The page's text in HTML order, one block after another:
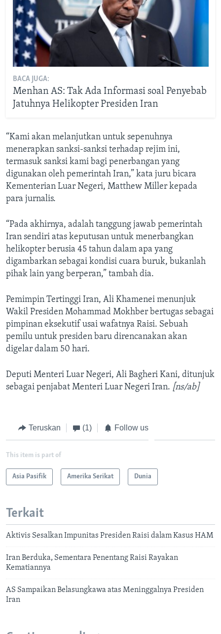
BACA JUGA:
Menhan AS: Tak Ada Informasi soal Penyebab
Jatuhnya Helikopter Presiden Iran
“Kami akan melanjutkan untuk sepenuhnya
menerapkan sanksi-sanksi terhadap rejim ini,
termasuk sanksi kami bagi penerbangan yang
digunakan oleh pemerintah Iran,” kata juru bicara
Kementerian Luar Negeri, Matthew Miller kepada
para jurnalis.
“Pada akhirnya, adalah tanggung jawab pemerintah
Iran sendiri atas keputusan untuk menerbangkan
helikopter berusia 45 tahun dalam apa yang
digambarkan sebagai kondisi cuara buruk, bukanlah
pihak lain yang berperan,” tambah dia.
Pemimpin Tertinggi Iran, Ali Khamenei menunjuk
Wakil Presiden Mohammad Mokhber bertugas sebagai
pimpinan eksekutif usai wafatnya Raisi. Sebuah
pemilu untuk presiden baru direncanakan akan
digelar dalam 50 hari.
Deputi Menteri Luar Negeri, Ali Bagheri Kani, ditunjuk
sebagai penjabat Menteri Luar Negeri Iran. [ns/ab]
Teruskan (1) Follow us
This item is part of
Asia Pasifik Amerika Serikat Dunia
Terkait
Aktivis Sesalkan Impunitas Presiden Raisi dalam Kasus HAM
Iran Berduka, Sementara Penentang Raisi Rayakan
Kematiannya
AS Sampaikan Belasungkawa atas Meninggalnya Presiden
Iran